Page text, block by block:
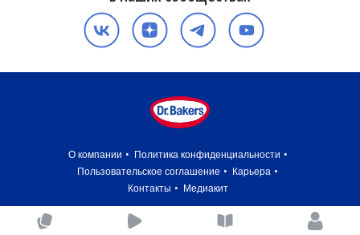
О компании
Политика конфиденциальности
Пользовательское соглашение
Карьера
Контакты
Медиакит